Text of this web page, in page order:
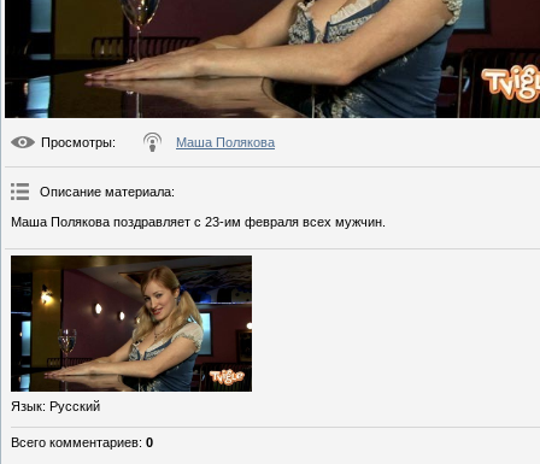
Просмотры: Маша Полякова
Описание материала:
Маша Полякова поздравляет с 23-им февраля всех мужчин.
Язык: Русский
Всего комментариев: 0